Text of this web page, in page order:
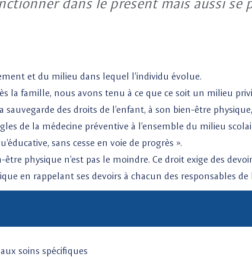
et du milieu dans lequel l’individu évolue.
la famille, nous avons tenu à ce que ce soit un milieu
des droits de l’enfant, à son bien-être
de la médecine préventive à l’ensemble du milieu
sans cesse en voie de progrès ».
physique n’est pas le moindre. Ce droit exige des
en rappelant ses devoirs à chacun des responsables de
soins spécifiques